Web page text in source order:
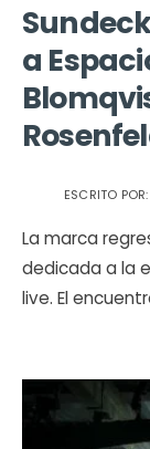
a
ESCRITO POR:
La marca
dedicada a la
live. El